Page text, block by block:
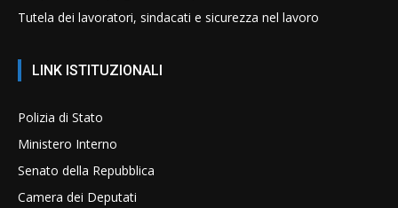
Tutela dei lavoratori, sindacati e sicurezza nel lavoro
LINK ISTITUZIONALI
Polizia di Stato
Ministero Interno
Senato della Repubblica
Camera dei Deputati